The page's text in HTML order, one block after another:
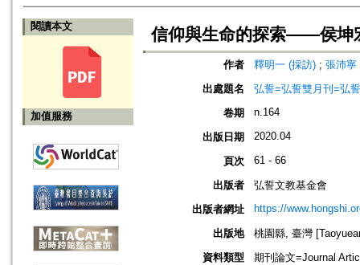
閱讀本文
加值服務
信仰與生命的探索——侯坤
作者 釋明一 (採訪) ; 張沛寧
出處題名
弘誓=弘誓雙月刊=弘
卷期
n.164
出版日期 2020.04
頁次 61 - 66
出版者
弘誓文教基金會
出版者網址
https://
出版地
桃園縣, 臺灣
資料類型
期刊論文=Journal